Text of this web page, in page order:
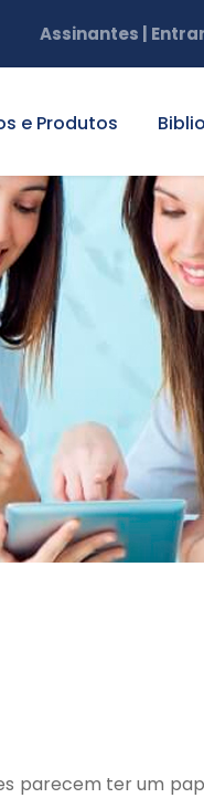
Assinantes | Entrar
e Produtos
parecem ter um